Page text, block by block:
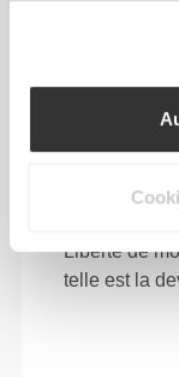
Liberté de
telle est la